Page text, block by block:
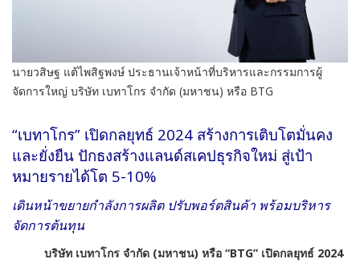
นายวสิษฐ แต้ไพสิฐพงษ์ ประธานเจ้าหน้าที่บริหารและกรรมการผู้
จัดการใหญ่ บริษัท เบทาโกร จำกัด (มหาชน) หรือ BTG
“เบทาโกร” เปิดกลยุทธ์ 2024 สร้างการเติบโตมั่นคง
และยั่งยืน ปักธงสร้างแลนด์สเคปธุรกิจใหม่ สู่เป้า
หมายรายได้โต 5-10%
เดินหน้าขยายกำลังการผลิต ปรับพอร์ตสินค้า พร้อมบริหาร
จัดการต้นทุน
บริษัท เบทาโกร จำกัด (มหาชน) หรือ “BTG” เปิดกลยุทธ์ 2024